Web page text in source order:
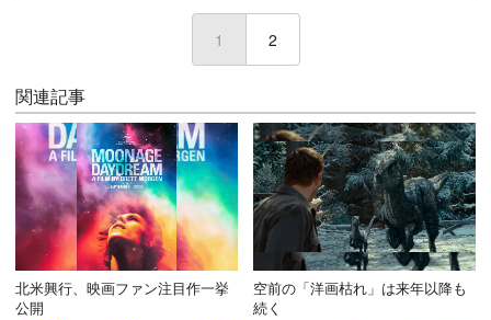
1 (current)
2
関連記事
北米興行、映画ファン注目作一挙
公開
空前の「洋画枯れ」は来年以降も
続く